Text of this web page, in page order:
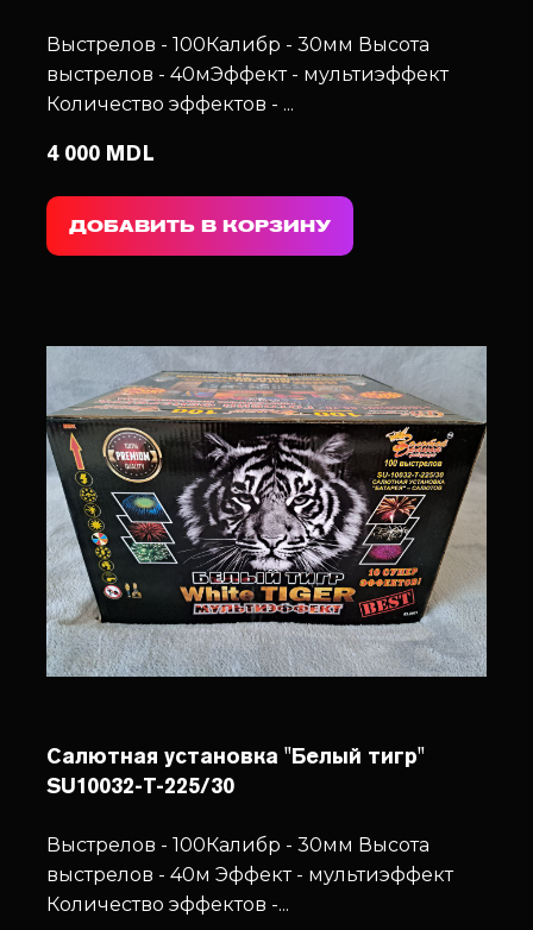
Выстрелов - 100Калибр - 30мм Высота
выстрелов - 40мЭффект - мультиэффект
Количество эффектов - ...
4 000 MDL
ДОБАВИТЬ В КОРЗИНУ
Салютная установка "Белый тигр"
SU10032-T-225/30
Выстрелов - 100Калибр - 30мм Высота
выстрелов - 40м Эффект - мультиэффект
Количество эффектов -...